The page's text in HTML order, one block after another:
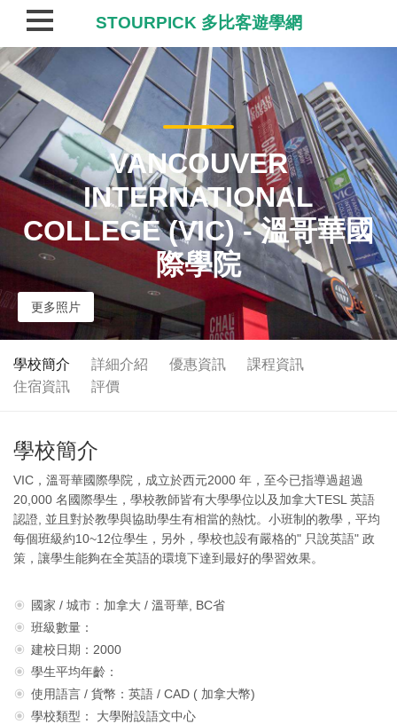
VANCOUVER
INTERNATIONAL
COLLEGE (VIC) - 溫哥華國
際學院
更多照片
學校簡介 詳細介紹 優惠資訊
課程資訊
住宿資訊
評價
學校簡介
VIC，溫哥華國際學院，成立於西元2000 年，至今已指導過超過
20,000 名國際學生，學校教師皆有大學學位以及加拿大TESL 英語
認證, 並且對於教學與協助學生有相當的熱忱。小班制的教學，平均
每個班級約10~12位學生，另外，學校也設有嚴格的" 只說英語" 政
策，讓學生能夠在全英語的環境下達到最好的學習效果。
國家 / 城市：加拿大 / 溫哥華, BC省
班級數量：
建校日期：2000
學生平均年齡：
使用語言 / 貨幣：英語 / CAD ( 加拿大幣)
學校類型： 大學附設語文中心
STOURPICK 多比客遊學網